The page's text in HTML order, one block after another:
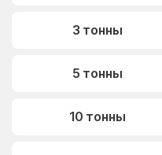
3 тонны
5 тонны
10 тонны